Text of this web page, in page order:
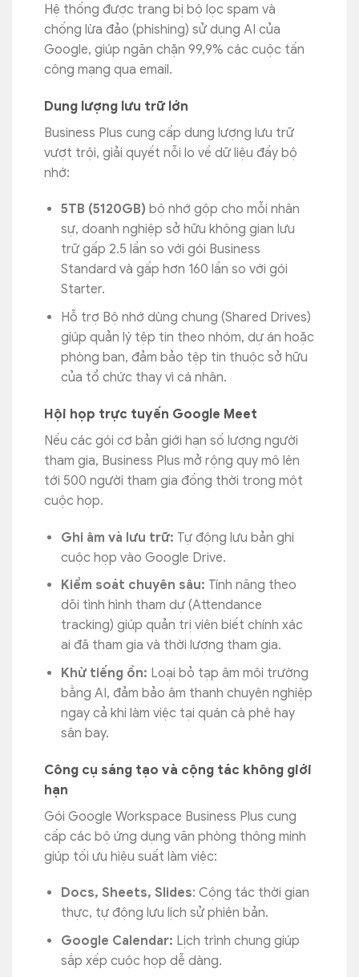
Hệ thống được trang bị bộ lọc spam và
chống lừa đảo (phishing) sử dụng AI của
Google, giúp ngăn chặn 99,9% các cuộc tấn
công mạng qua email.
Dung lượng lưu trữ lớn
Business Plus cung cấp dung lượng lưu trữ
vượt trội, giải quyết nỗi lo về dữ liệu đầy bộ
nhớ:
5TB (5120GB) bộ nhớ gộp cho mỗi nhân
sự, doanh nghiệp sở hữu không gian lưu
trữ gấp 2.5 lần so với gói Business
Standard và gấp hơn 160 lần so với gói
Starter.
Hỗ trợ Bộ nhớ dùng chung (Shared Drives)
giúp quản lý tệp tin theo nhóm, dự án hoặc
phòng ban, đảm bảo tệp tin thuộc sở hữu
của tổ chức thay vì cá nhân.
Hội họp trực tuyến Google Meet
Nếu các gói cơ bản giới hạn số lượng người
tham gia, Business Plus mở rộng quy mô lên
tới 500 người tham gia đồng thời trong một
cuộc họp.
Ghi âm và lưu trữ: Tự động lưu bản ghi
cuộc họp vào Google Drive.
Kiểm soát chuyên sâu: Tính năng theo
dõi tình hình tham dự (Attendance
tracking) giúp quản trị viên biết chính xác
ai đã tham gia và thời lượng tham gia.
Khử tiếng ồn: Loại bỏ tạp âm môi trường
bằng AI, đảm bảo âm thanh chuyên nghiệp
ngay cả khi làm việc tại quán cà phê hay
sân bay.
Công cụ sáng tạo và cộng tác không giới
hạn
Gói Google Workspace Business Plus cung
cấp các bộ ứng dụng văn phòng thông minh
giúp tối ưu hiệu suất làm việc:
Docs, Sheets, Slides: Cộng tác thời gian
thực, tự động lưu lịch sử phiên bản.
Google Calendar: Lịch trình chung giúp
sắp xếp cuộc họp dễ dàng.